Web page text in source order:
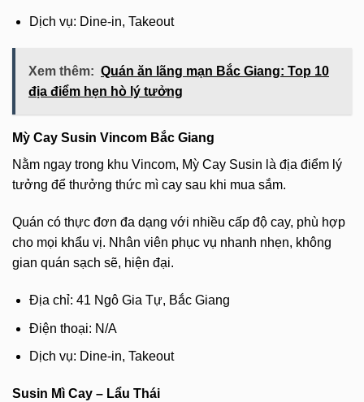
Dịch vụ: Dine-in, Takeout
Xem thêm: Quán ăn lãng mạn Bắc Giang: Top 10
địa điểm hẹn hò lý tưởng
Mỳ Cay Susin Vincom Bắc Giang
Nằm ngay trong khu Vincom, Mỳ Cay Susin là địa điểm lý
tưởng để thưởng thức mì cay sau khi mua sắm.
Quán có thực đơn đa dạng với nhiều cấp độ cay, phù hợp
cho mọi khẩu vị. Nhân viên phục vụ nhanh nhẹn, không
gian quán sạch sẽ, hiện đại.
Địa chỉ: 41 Ngô Gia Tự, Bắc Giang
Điện thoại: N/A
Dịch vụ: Dine-in, Takeout
Susin Mì Cay – Lẩu Thái